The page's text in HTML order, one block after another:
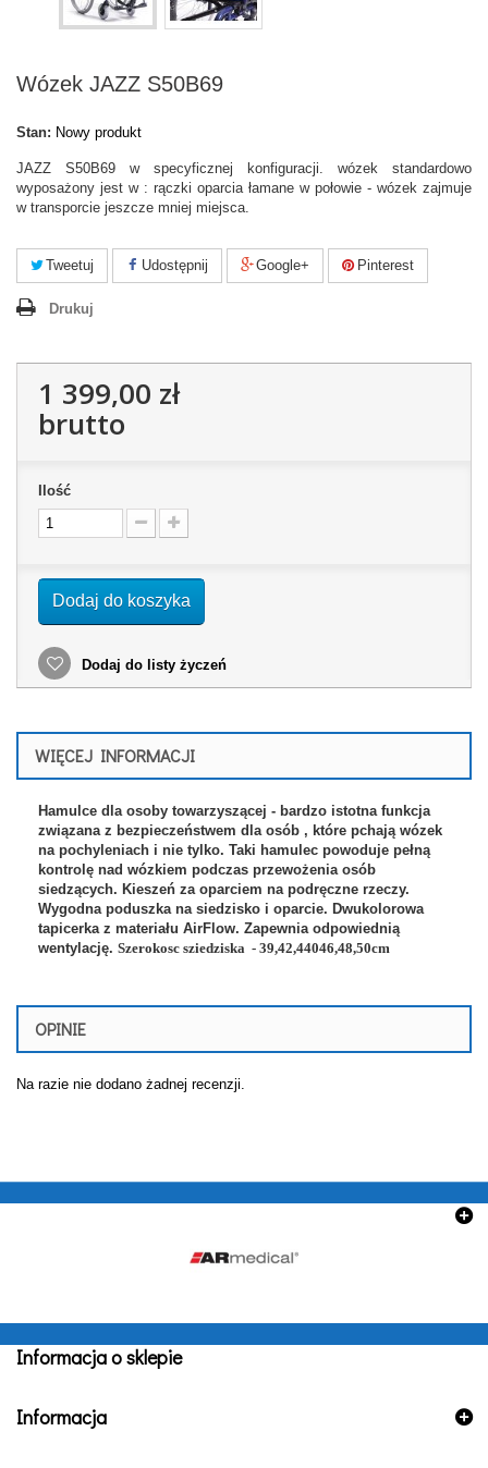
Wózek JAZZ S50B69
Stan: Nowy produkt
JAZZ S50B69 w specyficznej konfiguracji. wózek standardowo
wyposażony jest w : rączki oparcia łamane w połowie - wózek zajmuje
w transporcie jeszcze mniej miejsca.
Tweetuj Udostępnij Google+ Pinterest
Drukuj
1 399,00 zł
brutto
Ilość
Dodaj do koszyka
Dodaj do listy życzeń
WIĘCEJ INFORMACJI
Hamulce dla osoby towarzyszącej - bardzo istotna funkcja
związana z bezpieczeństwem dla osób , które pchają wózek
na pochyleniach i nie tylko. Taki hamulec powoduje pełną
kontrolę nad wózkiem podczas przewożenia osób
siedzących. Kieszeń za oparciem na podręczne rzeczy.
Wygodna poduszka na siedzisko i oparcie. Dwukolorowa
tapicerka z materiału AirFlow. Zapewnia odpowiednią
wentylację. Szerokosc sziedziska - 39,42,44046,48,50cm
OPINIE
Na razie nie dodano żadnej recenzji.
Informacja o sklepie
Informacja